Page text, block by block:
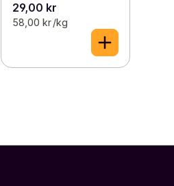
29,00 kr
58,00 kr /kg